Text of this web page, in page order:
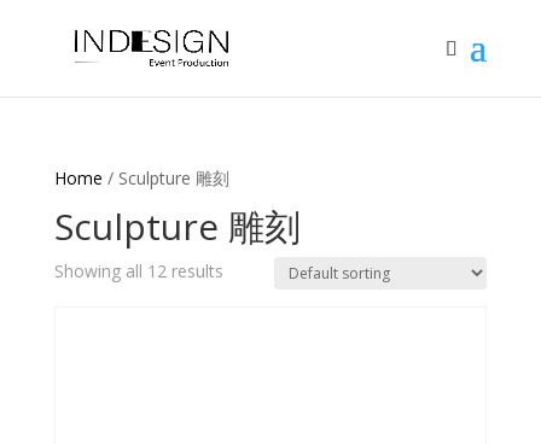
Home / Sculpture 雕刻
Sculpture 雕刻
Showing all 12 results